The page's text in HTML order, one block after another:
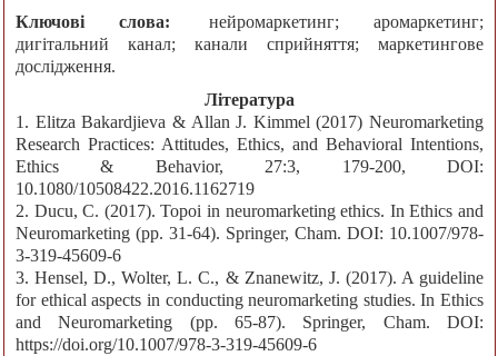
Ключові слова:
нейромаркетинг; аромаркетинг;
дигітальний канал; канали сприйняття; маркетингове
дослідження.
Література
1. Elitza Bakardjieva & Allan J. Kimmel (2017) Neuromarketing
Research Practices: Attitudes, Ethics, and Behavioral Intentions,
Ethics & Behavior, 27:3, 179-200, DOI:
10.1080/10508422.2016.1162719
2. Ducu, C. (2017). Topoi in neuromarketing ethics. In Ethics and
Neuromarketing (pp. 31-64). Springer, Cham. DOI: 10.1007/978-
3-319-45609-6
3. Hensel, D., Wolter, L. C., & Znanewitz, J. (2017). A guideline
for ethical aspects in conducting neuromarketing studies. In Ethics
and Neuromarketing (pp. 65-87). Springer, Cham. DOI:
https://doi.org/10.1007/978-3-319-45609-6